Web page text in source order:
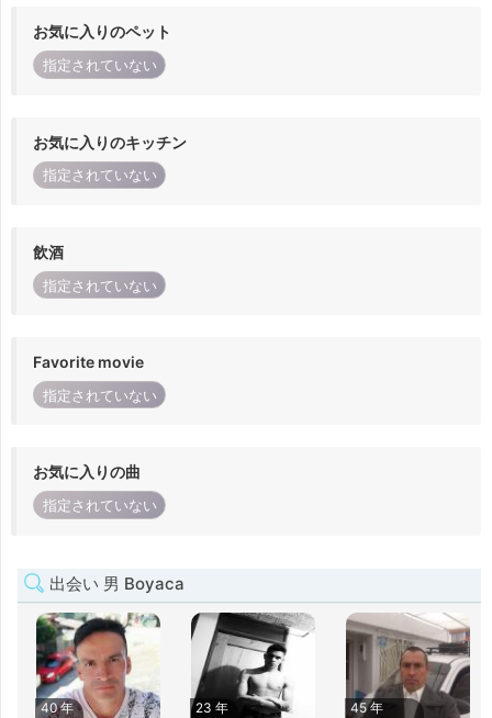
お気に入りのペット
指定されていない
お気に入りのキッチン
指定されていない
飲酒
指定されていない
Favorite movie
指定されていない
お気に入りの曲
指定されていない
出会い 男 Boyaca
40 年
23 年
45 年